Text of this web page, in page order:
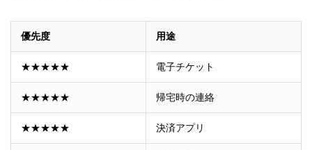
優先度 用途
★★★★★ 電子チケット
★★★★★ 帰宅時の連絡
★★★★★ 決済アプリ